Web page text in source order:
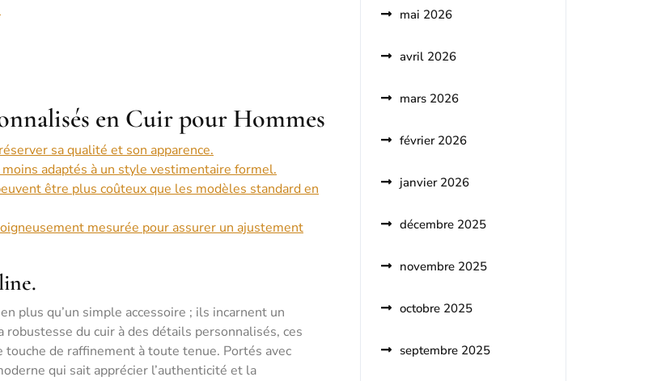
en Cuir pour Hommes
sa qualité et son apparence.
adaptés à un style vestimentaire formel.
être plus coûteux que les modèles standard en
mesurée pour assurer un ajustement
plus qu’un simple accessoire ; ils incarnent un
du cuir à des détails personnalisés, ces
de raffinement à toute tenue. Portés avec
qui sait apprécier l’authenticité et la
mai 2026
avril 2026
mars 2026
février 2026
janvier 2026
décembre 2025
novembre 2025
octobre 2025
septembre 2025